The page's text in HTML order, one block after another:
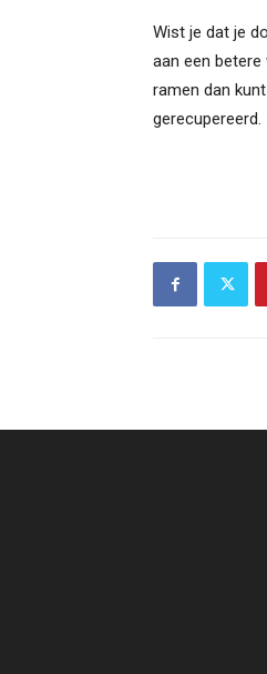
Wist je dat je
aan een
ramen dan